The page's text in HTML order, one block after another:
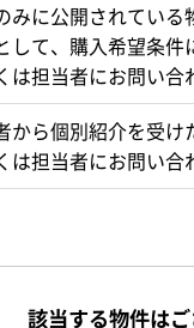
みに公開されている
して、購入希望条件
は担当者にお問い合
から個別紹介を受け
は担当者にお問い合
該当する物件はご